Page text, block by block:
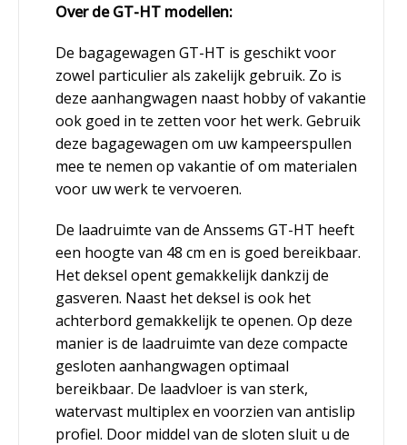
Over de GT-HT modellen:
De bagagewagen GT-HT is geschikt voor
zowel particulier als zakelijk gebruik. Zo is
deze aanhangwagen naast hobby of vakantie
ook goed in te zetten voor het werk. Gebruik
deze bagagewagen om uw kampeerspullen
mee te nemen op vakantie of om materialen
voor uw werk te vervoeren.
De laadruimte van de Anssems GT-HT heeft
een hoogte van 48 cm en is goed bereikbaar.
Het deksel opent gemakkelijk dankzij de
gasveren. Naast het deksel is ook het
achterbord gemakkelijk te openen. Op deze
manier is de laadruimte van deze compacte
gesloten aanhangwagen optimaal
bereikbaar. De laadvloer is van sterk,
watervast multiplex en voorzien van antislip
profiel. Door middel van de sloten sluit u de